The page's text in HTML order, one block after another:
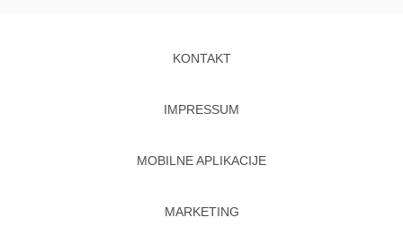
KONTAKT
IMPRESSUM
MOBILNE APLIKACIJE
MARKETING